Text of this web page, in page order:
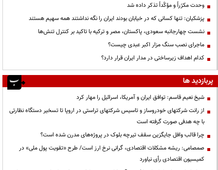
وحدت مکرّراً و مؤکّداً تذکر داده شد
پزشکیان: تنها کسانی که در خیابان بودند ایران را نگه نداشتند همه سهیم هستند
نشست چهارجانبه سعودی، پاکستان، مصر و ترکیه با تاکید بر کنترل تنش‌ها
ماجرای نصب سنگ مزار اکبر عبدی چیست؟
کدام اهداف زیرساختی در مدار ایران قرار دارد؟
پربازدید ها
شیخ نعیم قاسم: توافق ایران و آمریکا، اسرائیل را مهار کرد
از رانت‌ شرکتهای خودروساز و تاسیس شرکتهای تراستی در اروپا تا تسخیر دستگاه نظارتی
با چه هدفی صورت گرفته است
چرا قالب وافل جایگزین سقف تیرچه بلوک در پروژه‌های مدرن شده است؟
صمصامی: ریشه مشکلات اقتصادی، گرانی نرخ ارز است/ طرح «تقویت پول ملی» در
کمیسیون اقتصادی رأی نیاورد